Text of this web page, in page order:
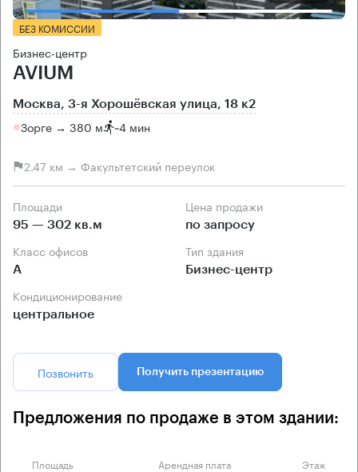
БЕЗ КОМИССИИ
Бизнес-центр
AVIUM
Москва, 3-я Хорошёвская улица, 18 к2
Зорге → 380 м ~4 мин
2.47 км → Факультетский переулок
Площади
95 — 302 кв.м
Цена продажи
по запросу
Класс офисов
А
Тип здания
Бизнес-центр
Кондиционирование
центральное
Позвонить Получить презентацию
Предложения по продаже в этом здании:
Площадь Арендная плата Этаж